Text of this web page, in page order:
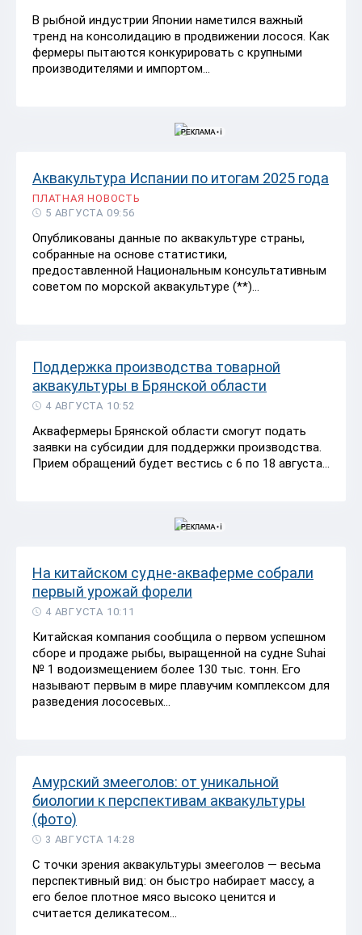
В рыбной индустрии Японии наметился важный
тренд на консолидацию в продвижении лосося. Как
фермеры пытаются конкурировать с крупными
производителями и импортом...
Аквакультура Испании по итогам 2025 года
ПЛАТНАЯ НОВОСТЬ
5 АВГУСТА 09:56
Опубликованы данные по аквакультуре страны,
собранные на основе статистики,
предоставленной Национальным консультативным
советом по морской аквакультуре (**)...
Поддержка производства товарной
аквакультуры в Брянской области
4 АВГУСТА 10:52
Аквафермеры Брянской области смогут подать
заявки на субсидии для поддержки производства.
Прием обращений будет вестись с 6 по 18 августа...
На китайском судне-акваферме собрали
первый урожай форели
4 АВГУСТА 10:11
Китайская компания сообщила о первом успешном
сборе и продаже рыбы, выращенной на судне Suhai
№ 1 водоизмещением более 130 тыс. тонн. Его
называют первым в мире плавучим комплексом для
разведения лососевых...
Амурский змееголов: от уникальной
биологии к перспективам аквакультуры
(фото)
3 АВГУСТА 14:28
С точки зрения аквакультуры змееголов — весьма
перспективный вид: он быстро набирает массу, а
его белое плотное мясо высоко ценится и
считается деликатесом...